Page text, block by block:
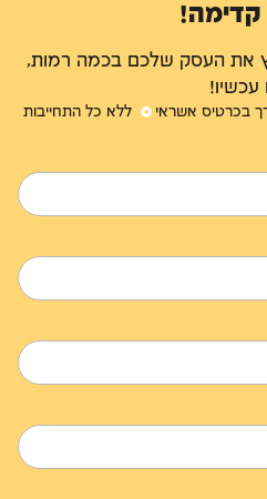
את העסק שלכם בכמה רמות,
עכשיו!
בכרטיס אשראי ללא כל התחייבות